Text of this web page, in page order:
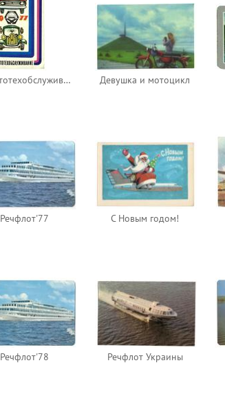
Росавтотехобслуживание 1977 Девушка и мотоцикл
Речфлот'77 С Новым годом!
Речфлот'78 Речфлот Украины